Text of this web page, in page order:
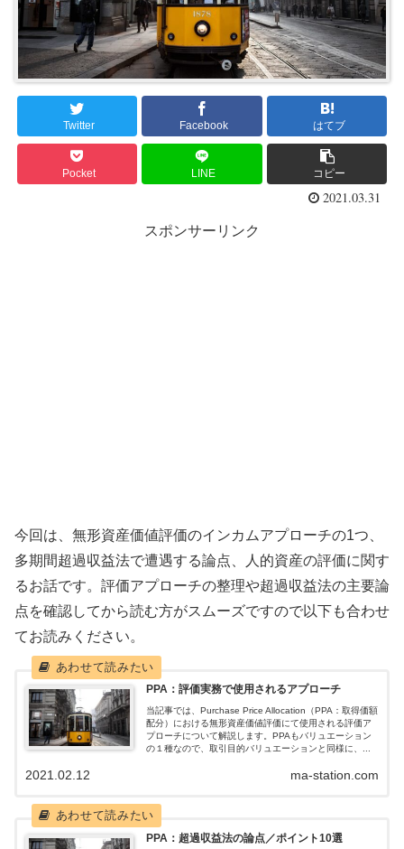
Twitter Facebook はてブ
Pocket LINE コピー
2021.03.31
スポンサーリンク
今回は、無形資産価値評価のインカムアプローチの1つ、
多期間超過収益法で遭遇する論点、人的資産の評価に関す
るお話です。評価アプローチの整理や超過収益法の主要論
点を確認してから読む方がスムーズですので以下も合わせ
てお読みください。
PPA：評価実務で使用されるアプローチ
当記事では、Purchase Price Allocation（PPA：取得価額
配分）における無形資産価値評価にて使用される評価ア
プローチについて解説します。PPAもバリュエーション
の１種なので、取引目的バリュエーションと同様に、...
ma-station.com
2021.02.12
PPA：超過収益法の論点／ポイント10選